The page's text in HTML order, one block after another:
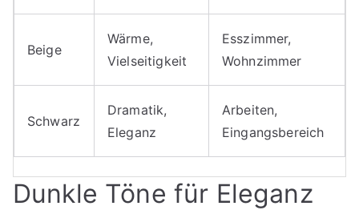
Beige
Wärme,
Vielseitigkeit
Esszimmer,
Wohnzimmer
Schwarz
Dramatik,
Eleganz
Arbeiten,
Eingangsbereich
Dunkle Töne für Eleganz